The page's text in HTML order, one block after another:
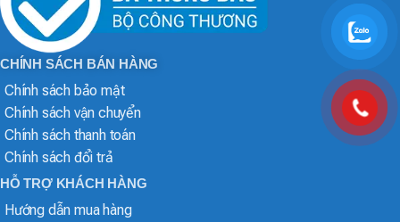
CHÍNH SÁCH BÁN HÀNG
Chính sách bảo mật
Chính sách vận chuyển
Chính sách thanh toán
Chính sách đổi trả
HỖ TRỢ KHÁCH HÀNG
Hướng dẫn mua hàng